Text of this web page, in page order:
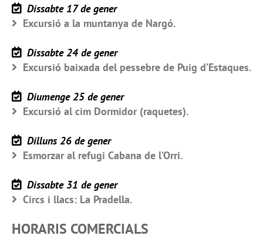
Dissabte 17 de gener
Excursió a la muntanya de Nargó.
Dissabte 24 de gener
Excursió baixada del pessebre de Puig d’Estaques.
Diumenge 25 de gener
Excursió al cim Dormidor (raquetes).
Dilluns 26 de gener
Esmorzar al refugi Cabana de l’Orri.
Dissabte 31 de gener
Circs i llacs: La Pradella.
HORARIS COMERCIALS